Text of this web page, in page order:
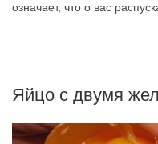
означает, что о вас
Яйцо с двумя